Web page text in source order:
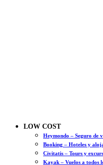
LOW COST
Heymondo – Seguro de
Booking – Hoteles y
Civitatis – Tours y
Kayak – Vuelos a todos